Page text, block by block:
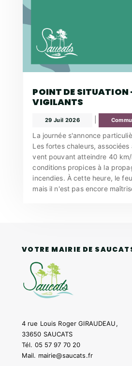
POINT DE SITUATION
VIGILANTS
29 Juil 2026
La journée s'annonce
Les fortes chaleurs,
vent pouvant atteindre 40
conditions propices à la
incendies. À cette heure, le
mais il n'est pas encore
VOTRE MAIRIE DE
4 rue Louis Roger GIRAUDEAU,
33650 SAUCATS
Tél. 05 57 97 70 20
Mail. mairie@saucats.fr